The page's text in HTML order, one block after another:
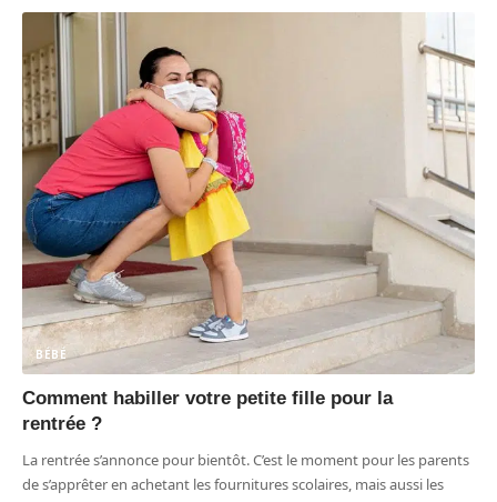
BÉBÉ
Comment habiller votre petite fille pour la
rentrée ?
La rentrée s’annonce pour bientôt. C’est le moment pour les parents
de s’apprêter en achetant les fournitures scolaires, mais aussi les